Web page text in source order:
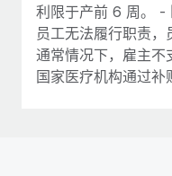
利限于产前 6 周。 -
员工无法履行职责，
通常情况下，雇主
国家医疗机构通过补